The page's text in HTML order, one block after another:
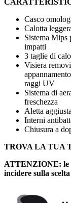
Casco
Calotta
Sistema Mips
impatti
3 taglie di
Visiera
raggi UV
Sistema di
freschezza
Aletta
Interni
Chiusura a
TROVA LA TUA
ATTENZIONE: le
incidere sulla